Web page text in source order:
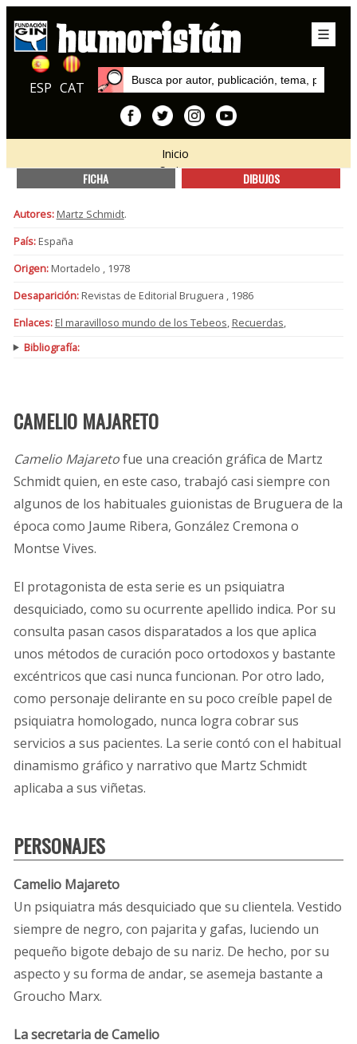
ESP CAT
Inicio
Series
FICHA DIBUJOS
Autores: Martz Schmidt.
País:España
Origen:Mortadelo , 1978
Desaparición:Revistas de Editorial Bruguera , 1986
Enlaces: El maravilloso mundo de los Tebeos, Recuerdas,
Bibliografía:
CAMELIO MAJARETO
Camelio Majaretofue una creación gráfica de Martz
Schmidt quien, en este caso, trabajó casi siempre con
algunos de los habituales guionistas de Bruguera de la
época como Jaume Ribera, González Cremona o
Montse Vives.
El protagonista de esta serie es un psiquiatra
desquiciado, como su ocurrente apellido indica. Por su
consulta pasan casos disparatados a los que aplica
unos métodos de curación poco ortodoxos y bastante
excéntricos que casi nunca funcionan. Por otro lado,
como personaje delirante en su poco creíble papel de
psiquiatra homologado, nunca logra cobrar sus
servicios a sus pacientes. La serie contó con el habitual
dinamismo gráfico y narrativo que Martz Schmidt
aplicaba a sus viñetas.
PERSONAJES
Camelio Majareto
Un psiquiatra más desquiciado que su clientela. Vestido
siempre de negro, con pajarita y gafas, luciendo un
pequeño bigote debajo de su nariz. De hecho, por su
aspecto y su forma de andar, se asemeja bastante a
Groucho Marx.
La secretaria de Camelio